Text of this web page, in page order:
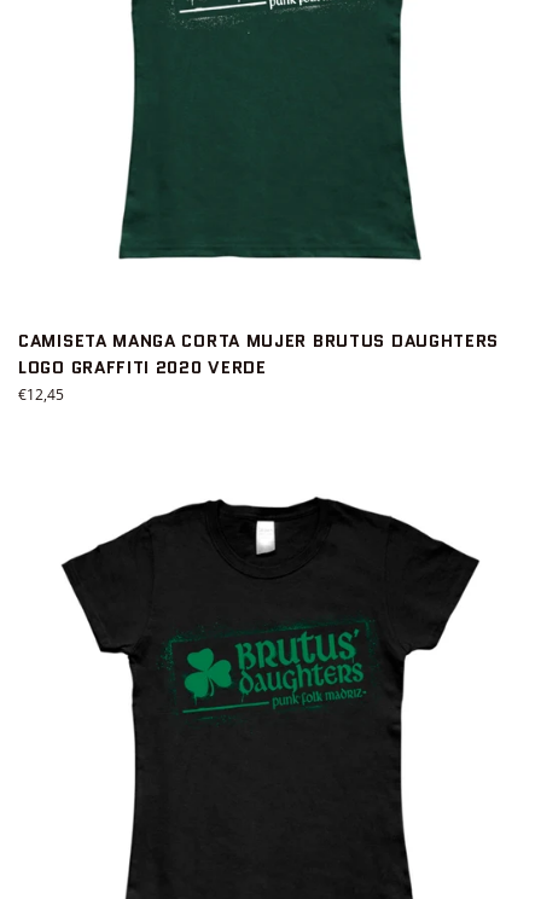
CAMISETA MANGA CORTA MUJER BRUTUS DAUGHTERS
LOGO GRAFFITI 2020 VERDE
Precio
€12,45